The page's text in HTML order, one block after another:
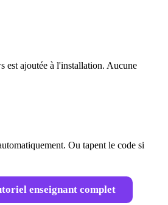
est ajoutée à l'installation. Aucune
Ou tapent le code si
enseignant complet